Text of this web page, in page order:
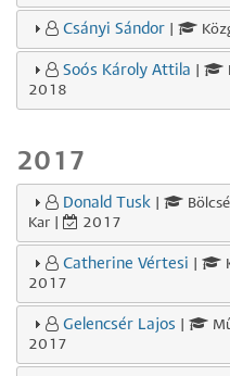
Csányi Sándor
Soós Károly Attila
2018
2017
Donald Tusk
Kar |
2017
Catherine Vértesi
2017
Gelencsér Lajos
2017